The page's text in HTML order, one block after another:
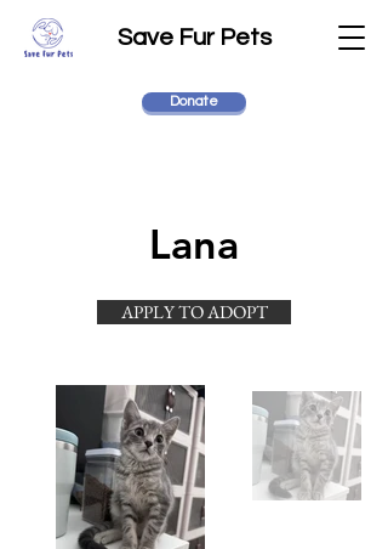
Save Fur Pets
Donate
Lana
APPLY TO ADOPT